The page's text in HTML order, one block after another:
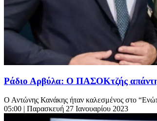
Ράδιο Αρβύλα: Ο ΠΑΣΟΚτζής
Ο Αντώνης Κανάκης ήταν καλεσμένος στο
05:00 | Παρασκευή 27 Ιανουαρίου 2023